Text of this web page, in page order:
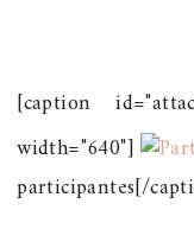
[caption
width="640"]
participantes[/